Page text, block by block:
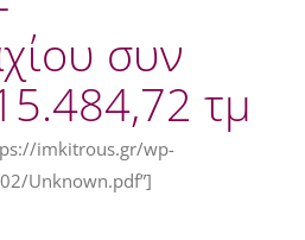
συν
τμ
imkitrous.gr/wp-
Unknown.pdf”]